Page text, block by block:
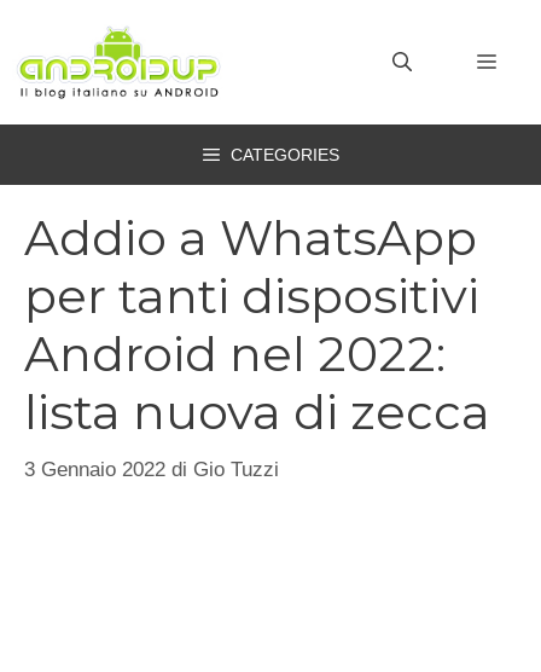
contenuto
CATEGORIES
Addio a WhatsApp
per tanti dispositivi
Android nel 2022:
lista nuova di zecca
3 Gennaio 2022 di Gio Tuzzi